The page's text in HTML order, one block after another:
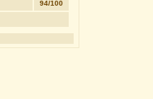
94/100